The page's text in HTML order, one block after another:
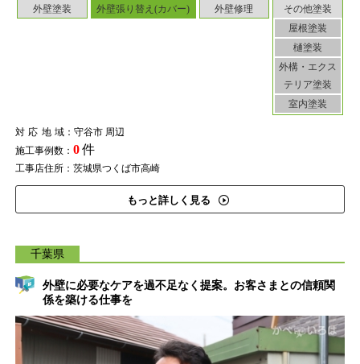
外壁塗装 外壁張り替え(カバー) 外壁修理
その他塗装
屋根塗装
樋塗装
外構・エクス
テリア塗装
室内塗装
対応地域：守谷市 周辺
施工事例数： 0件
工事店住所：茨城県つくば市高崎
もっと詳しく見る
千葉県
外壁に必要なケアを過不足なく提案。お客さまとの信頼関
係を築ける仕事を